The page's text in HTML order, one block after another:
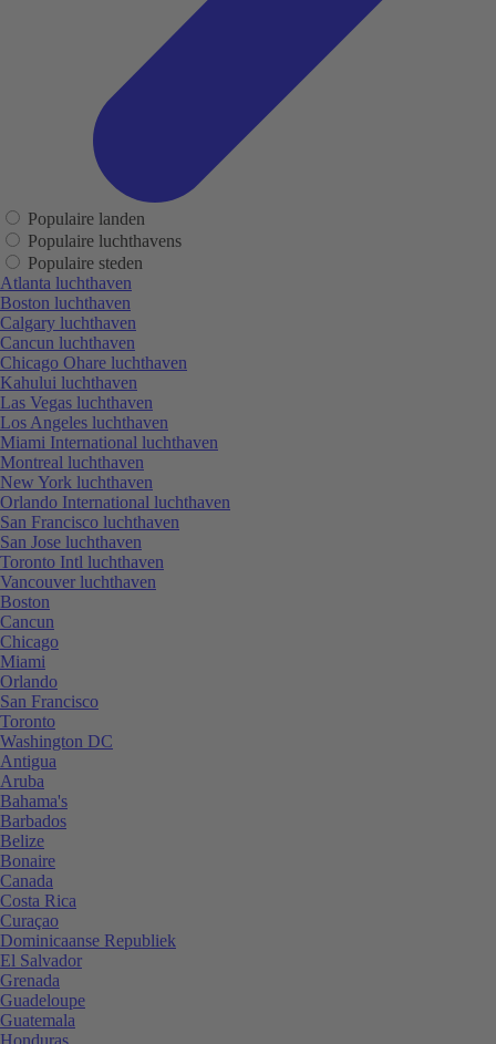
Populaire landen
Populaire luchthavens
Populaire steden
Atlanta luchthaven
Boston luchthaven
Calgary luchthaven
Cancun luchthaven
Chicago Ohare luchthaven
Kahului luchthaven
Las Vegas luchthaven
Los Angeles luchthaven
Miami International luchthaven
Montreal luchthaven
New York luchthaven
Orlando International luchthaven
San Francisco luchthaven
San Jose luchthaven
Toronto Intl luchthaven
Vancouver luchthaven
Boston
Cancun
Chicago
Miami
Orlando
San Francisco
Toronto
Washington DC
Antigua
Aruba
Bahama's
Barbados
Belize
Bonaire
Canada
Costa Rica
Curaçao
Dominicaanse Republiek
El Salvador
Grenada
Guadeloupe
Guatemala
Honduras